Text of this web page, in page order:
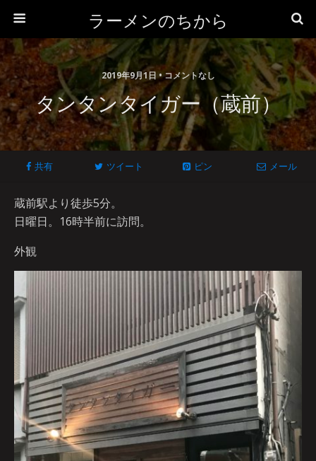
ラーメンのちから
2019年9月1日 • コメントなし
タンタンタイガー（蔵前）
共有 ツイート ピン メール
蔵前駅より徒歩5分。
日曜日。16時半前に訪問。
外観